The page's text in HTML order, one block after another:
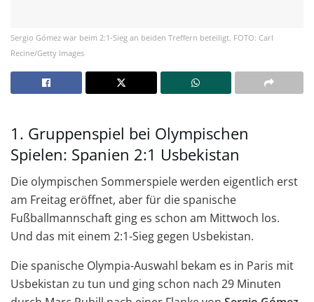
Sergio Gómez war beim 2:1-Sieg an beiden Treffern beteiligt. FOTO: Carl
Recine/Getty Images
1. Gruppenspiel bei Olympischen
Spielen: Spanien 2:1 Usbekistan
Die olympischen Sommerspiele werden eigentlich erst
am Freitag eröffnet, aber für die spanische
Fußballmannschaft ging es schon am Mittwoch los.
Und das mit einem 2:1-Sieg gegen Usbekistan.
Die spanische Olympia-Auswahl bekam es in Paris mit
Usbekistan zu tun und ging schon nach 29 Minuten